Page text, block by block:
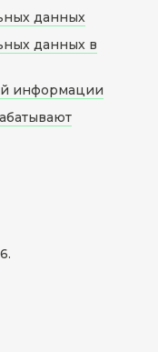
.
данных
данных в
информации